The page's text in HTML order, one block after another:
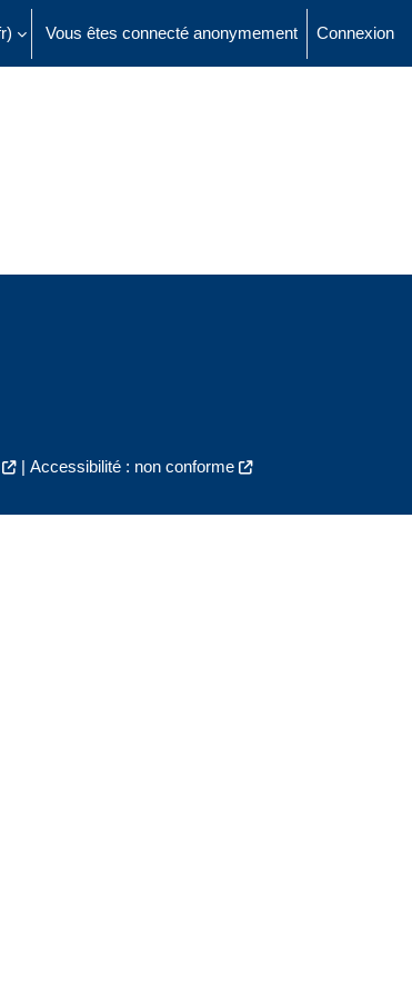
de recherche
Vous êtes connecté anonymement Connexion
| Accessibilité : non conforme